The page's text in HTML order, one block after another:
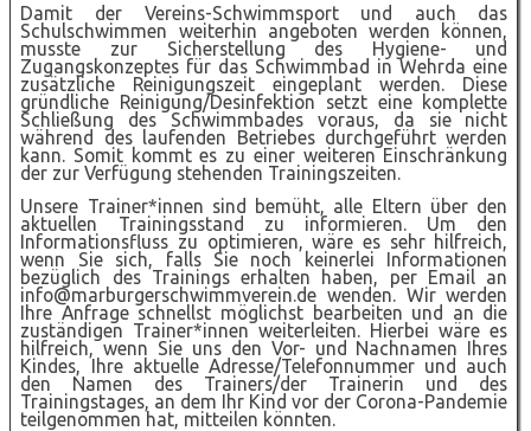
Damit der Vereins-Schwimmsport und auch das
Schulschwimmen weiterhin angeboten werden können,
musste zur Sicherstellung des Hygiene- und
Zugangskonzeptes für das Schwimmbad in Wehrda eine
zusätzliche Reinigungszeit eingeplant werden. Diese
gründliche Reinigung/Desinfektion setzt eine komplette
Schließung des Schwimmbades voraus, da sie nicht
während des laufenden Betriebes durchgeführt werden
kann. Somit kommt es zu einer weiteren Einschränkung
der zur Verfügung stehenden Trainingszeiten.
Unsere Trainer*innen sind bemüht, alle Eltern über den
aktuellen Trainingsstand zu informieren. Um den
Informationsfluss zu optimieren, wäre es sehr hilfreich,
wenn Sie sich, falls Sie noch keinerlei Informationen
bezüglich des Trainings erhalten haben, per Email an
info@marburgerschwimmverein.de wenden. Wir werden
Ihre Anfrage schnellst möglichst bearbeiten und an die
zuständigen Trainer*innen weiterleiten. Hierbei wäre es
hilfreich, wenn Sie uns den Vor- und Nachnamen Ihres
Kindes, Ihre aktuelle Adresse/Telefonnummer und auch
den Namen des Trainers/der Trainerin und des
Trainingstages, an dem Ihr Kind vor der Corona-Pandemie
teilgenommen hat, mitteilen könnten.